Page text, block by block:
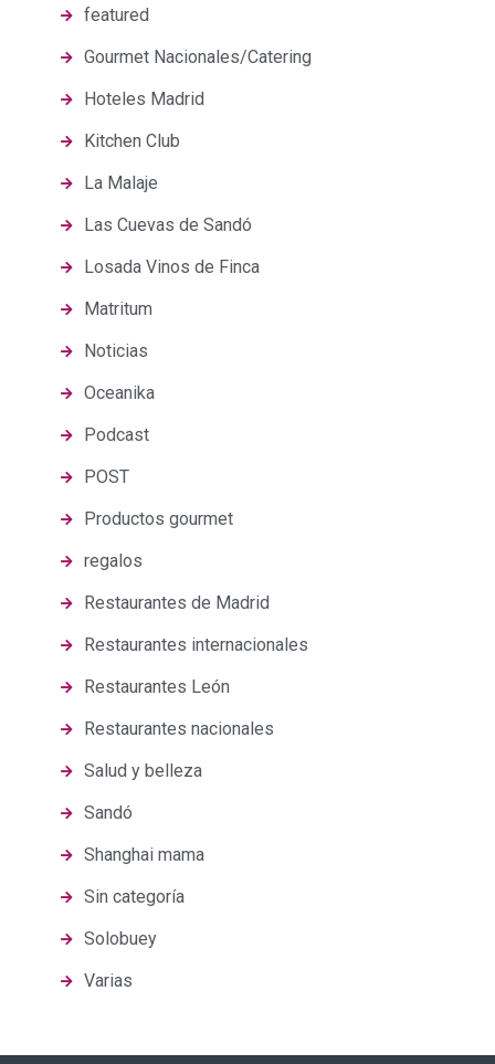
featured
Gourmet Nacionales/Catering
Hoteles Madrid
Kitchen Club
La Malaje
Las Cuevas de Sandó
Losada Vinos de Finca
Matritum
Noticias
Oceanika
Podcast
POST
Productos gourmet
regalos
Restaurantes de Madrid
Restaurantes internacionales
Restaurantes León
Restaurantes nacionales
Salud y belleza
Sandó
Shanghai mama
Sin categoría
Solobuey
Varias